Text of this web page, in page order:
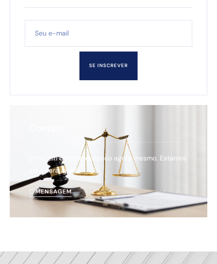
SE INSCREVER
Entre em contato conosco agora mesmo. Estamos
aqui para ajudar.
MENSAGEM